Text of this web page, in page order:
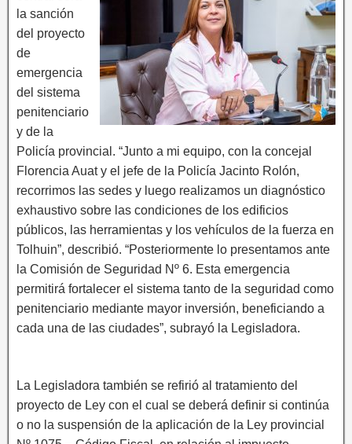
la sanción
del proyecto
de
emergencia
del sistema
penitenciario
y de la
Policía provincial. “Junto a mi equipo, con la concejal
Florencia Auat y el jefe de la Policía Jacinto Rolón,
recorrimos las sedes y luego realizamos un diagnóstico
exhaustivo sobre las condiciones de los edificios
públicos, las herramientas y los vehículos de la fuerza en
Tolhuin”, describió. “Posteriormente lo presentamos ante
la Comisión de Seguridad Nº 6. Esta emergencia
permitirá fortalecer el sistema tanto de la seguridad como
penitenciario mediante mayor inversión, beneficiando a
cada una de las ciudades”, subrayó la Legisladora.
La Legisladora también se refirió al tratamiento del
proyecto de Ley con el cual se deberá definir si continúa
o no la suspensión de la aplicación de la Ley provincial